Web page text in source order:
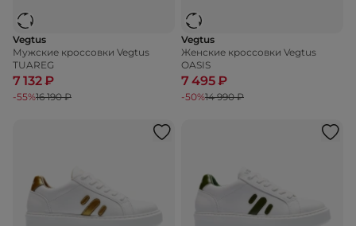
Vegtus
Мужские кроссовки Vegtus
TUAREG
7 132 ₽
-55%16 190 ₽
Vegtus
Женские кроссовки Vegtus
OASIS
7 495 ₽
-50%14 990 ₽